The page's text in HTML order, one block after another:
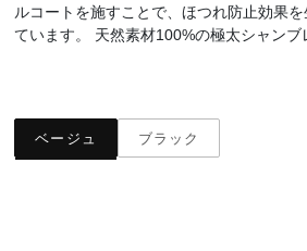
ルコートを施すことで、ほつれ防止効果
ています。 天然素材100%の極太シャンブ
ベージュ ブラック